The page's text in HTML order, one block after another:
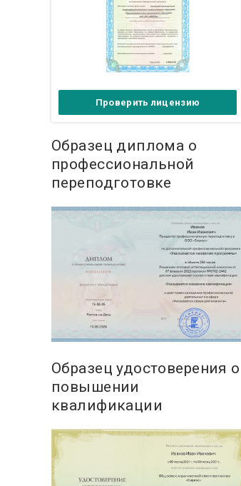
Проверить лицензию
Образец диплома о
профессиональной
переподготовке
Образец удостоверения о
повышении
квалификации